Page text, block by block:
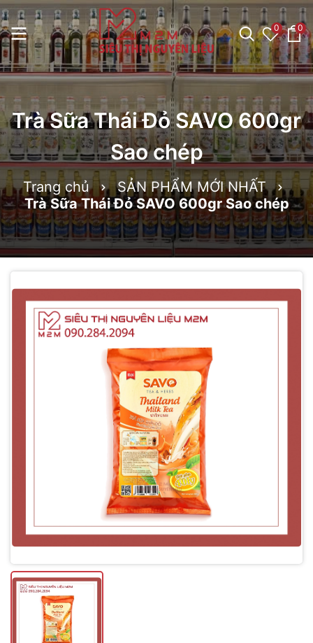
0 0
Trà Sữa Thái Đỏ SAVO 600gr
Sao chép
Trang chủ
SẢN PHẨM MỚI NHẤT
Trà Sữa Thái Đỏ SAVO 600gr Sao chép